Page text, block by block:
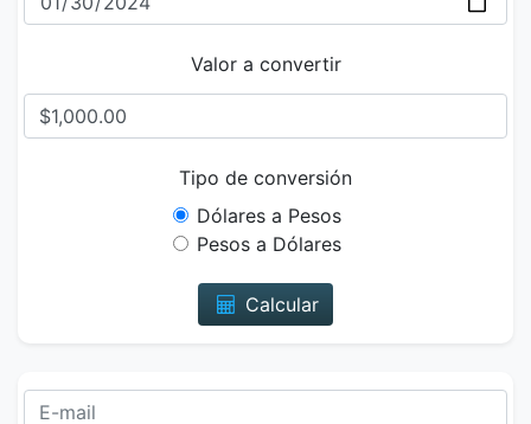
Valor a convertir
Tipo de conversión
Dólares a Pesos
Pesos a Dólares
Calcular